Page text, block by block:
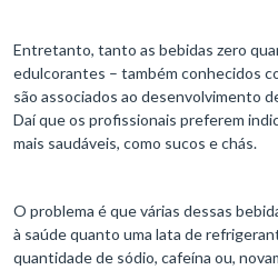
Entretanto, tanto as bebidas zero
edulcorantes – também conhecidos
são associados ao desenvolvimento
Daí que os profissionais preferem
mais saudáveis, como sucos e chás.
O problema é que várias dessas
à saúde quanto uma lata de
quantidade de sódio, cafeína ou,